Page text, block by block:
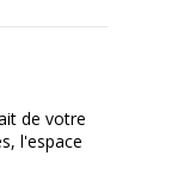
de votre
l'espace